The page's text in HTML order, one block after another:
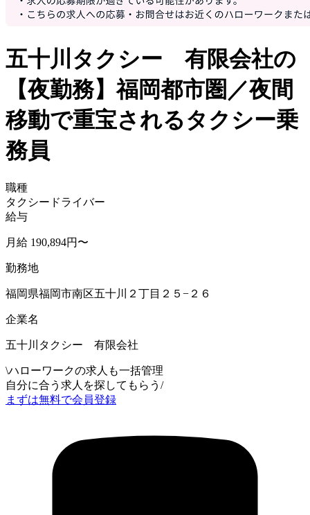
五十川タクシー 有限会社の
【夜勤務】福岡都市圏／夜間
移動で重宝されるタクシー乗
務員
職種
タクシードライバー
給与
月給 190,894円〜
勤務地
福岡県福岡市南区五十川２丁目２５−２６
企業名
五十川タクシー 有限会社
\ハローワークの求人も一括管理
自分に合う求人を探してもらう /
まずは無料で会員登録